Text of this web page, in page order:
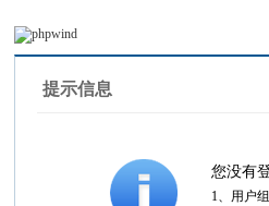
提示信息
您没有
1、用户